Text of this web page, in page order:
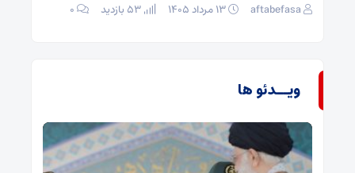
aftabefasa ۰
ویــدئو ها